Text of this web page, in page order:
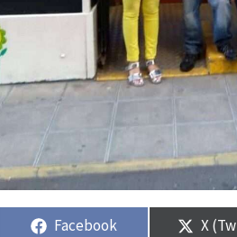
Compartir
en
Facebook
en
X
Compartir
en en